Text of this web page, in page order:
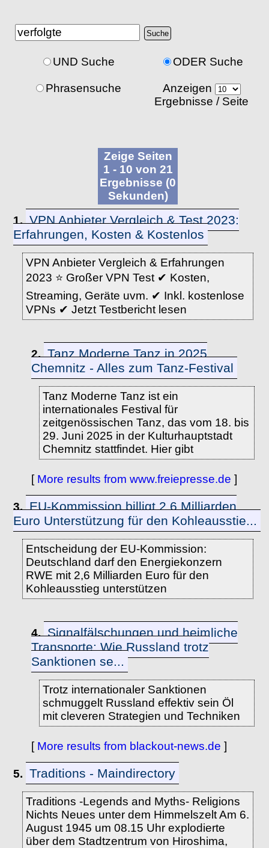
UND Suche
Phrasensuche
ODER Suche
Anzeigen
Ergebnisse / Seite
Zeige Seiten
1 - 10 von 21
Ergebnisse (0
Sekunden)
1. VPN Anbieter Vergleich & Test 2023:
Erfahrungen, Kosten & Kostenlos
VPN Anbieter Vergleich & Erfahrungen
2023 ⭐️ Großer VPN Test ✔ Kosten,
Streaming, Geräte uvm. ✔ Inkl. kostenlose
VPNs ✔ Jetzt Testbericht lesen
2. Tanz Moderne Tanz in 2025
Chemnitz - Alles zum Tanz-Festival
Tanz Moderne Tanz ist ein
internationales Festival für
zeitgenössischen Tanz, das vom 18. bis
29. Juni 2025 in der Kulturhauptstadt
Chemnitz stattfindet. Hier gibt
[ More results from www.freiepresse.de ]
3. EU-Kommission billigt 2,6 Milliarden
Euro Unterstützung für den Kohleausstie...
Entscheidung der EU-Kommission:
Deutschland darf den Energiekonzern
RWE mit 2,6 Milliarden Euro für den
Kohleausstieg unterstützen
4. Signalfälschungen und heimliche
Transporte: Wie Russland trotz
Sanktionen se...
Trotz internationaler Sanktionen
schmuggelt Russland effektiv sein Öl
mit cleveren Strategien und Techniken
[ More results from blackout-news.de ]
5. Traditions - Maindirectory
Traditions -Legends and Myths- Religions
Nichts Neues unter dem Himmelszelt Am 6.
August 1945 um 08.15 Uhr explodierte
über dem Stadtzentrum von Hiroshima,